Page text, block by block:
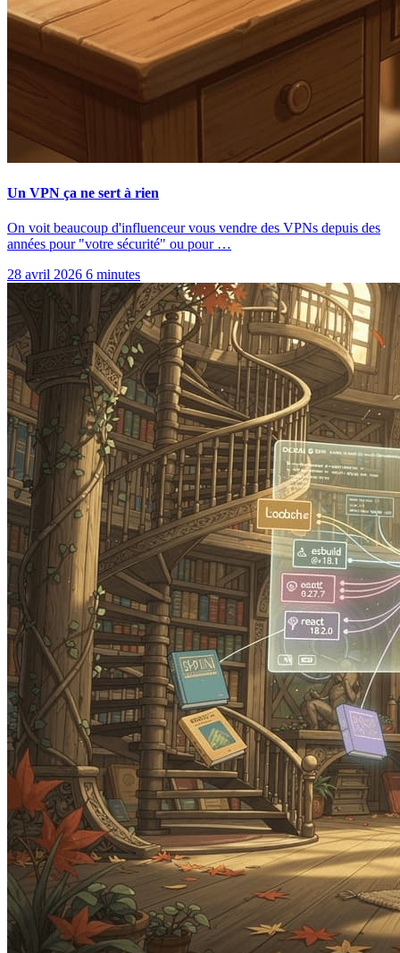
Un VPN ça ne sert à rien
On voit beaucoup d'influenceur vous vendre des VPNs depuis des
années pour "votre sécurité" ou pour …
28 avril 2026 6 minutes